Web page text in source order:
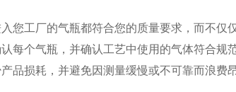
您工厂的气瓶都符合您的质量要求，而不仅
每个气瓶，并确认工艺中使用的气体符合规
品损耗，并避免因测量缓慢或不可靠而浪费